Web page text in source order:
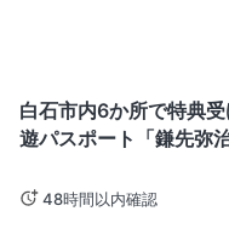
白石市内6か所で特典
遊パスポート「鎌先弥
48時間以内確認